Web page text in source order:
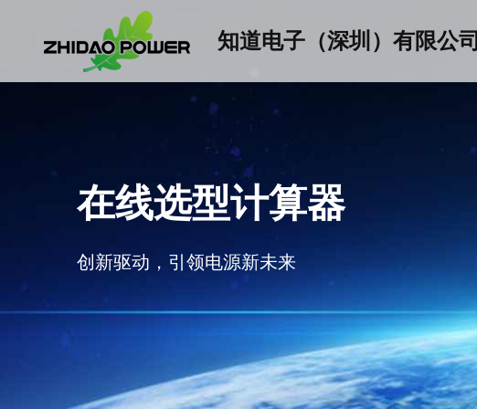
知道电子（深圳）有限公司
在线选型计算器
创新驱动，引领电源新未来